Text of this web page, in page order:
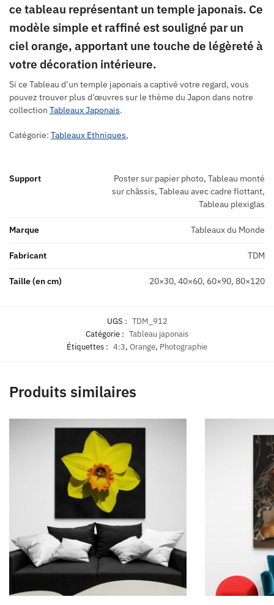
ce tableau représentant un temple japonais. Ce
modèle simple et raffiné est souligné par un
ciel orange, apportant une touche de légèreté à
votre décoration intérieure.
Si ce Tableau d’un temple japonais a captivé votre regard, vous
pouvez trouver plus d’œuvres sur le thème du Japon dans notre
collection Tableaux Japonais.
Catégorie: Tableaux Ethniques,
Support
Poster sur papier photo, Tableau monté
sur châssis, Tableau avec cadre flottant,
Tableau plexiglas
Marque Tableaux du Monde
Fabricant TDM
Taille (en cm) 20×30, 40×60, 60×90, 80×120
UGS : TDM_912
Catégorie : Tableau japonais
Étiquettes : 4:3, Orange, Photographie
Produits similaires